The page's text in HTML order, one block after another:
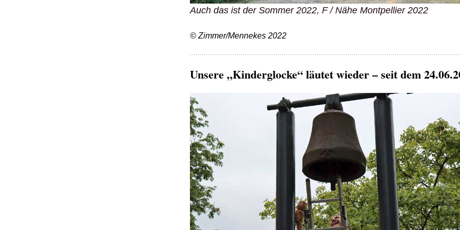
Auch das ist der Sommer 2022, F / Nähe Montpellier 2022
© Zimmer/Mennekes 2022
Unsere „Kinderglocke“ läutet wieder – seit dem